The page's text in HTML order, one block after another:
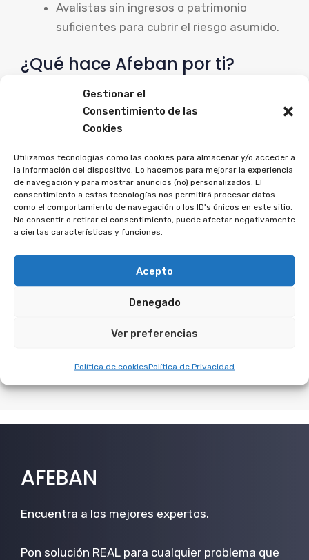
Gestionar el
Consentimiento de las
Cookies
Utilizamos tecnologías como las cookies para almacenar y/o acceder a
la información del dispositivo. Lo hacemos para mejorar la experiencia
de navegación y para mostrar anuncios (no) personalizados. El
consentimiento a estas tecnologías nos permitirá procesar datos
como el comportamiento de navegación o los ID's únicos en este sitio.
No consentir o retirar el consentimiento, puede afectar negativamente
a ciertas características y funciones.
Acepto
Denegado
Ver preferencias
Política de cookiesPolítica de Privacidad
Avalistas sin ingresos o patrimonio
suficientes para cubrir el riesgo asumido.
¿Qué hace Afeban por ti?
Análisis del contrato de aval y del
préstamo vinculado.
Evaluación de abusos o falta de
información.
Negociación o demanda judicial para
anular o limitar el aval.
Protección del patrimonio familiar.
¿Qué puedes lograr?
Anular tu condición de avalista.
Evitar embargoso ejecuciones si el
Negociar condiciones más favorables.
AFEBAN
Encuentra a los mejores expertos.
Pon solución REAL para cualquier problema que